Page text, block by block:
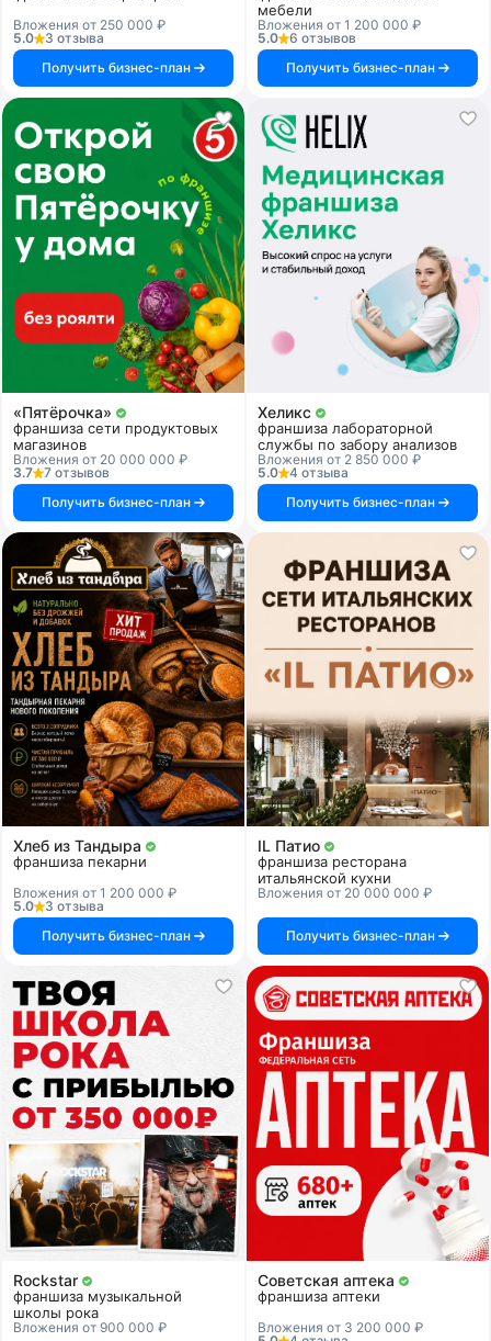
Вложения от 250 000 ₽
5.0
3 отзыва
Получить бизнес-план
мебели
Вложения от 1 200 000 ₽
5.0
6 отзывов
Получить бизнес-план
«Пятёрочка»
франшиза сети продуктовых
магазинов
Вложения от 20 000 000 ₽
3.7
7 отзывов
Получить бизнес-план
Хеликс
франшиза лабораторной
службы по забору анализов
Вложения от 2 850 000 ₽
5.0
4 отзыва
Получить бизнес-план
Хлеб из Тандыра
франшиза пекарни
Вложения от 1 200 000 ₽
5.0
3 отзыва
Получить бизнес-план
IL Патио
франшиза ресторана
итальянской кухни
Вложения от 20 000 000 ₽
Получить бизнес-план
Rockstar
франшиза музыкальной
школы рока
Вложения от 900 000 ₽
Советская аптека
франшиза аптеки
Вложения от 3 200 000 ₽